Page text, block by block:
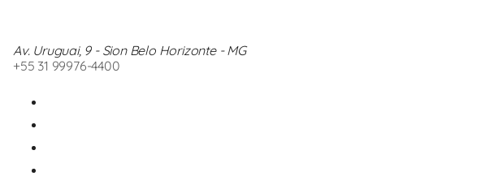
Av. Uruguai, 9 - Sion Belo Horizonte - MG
+55 31 99976-4400